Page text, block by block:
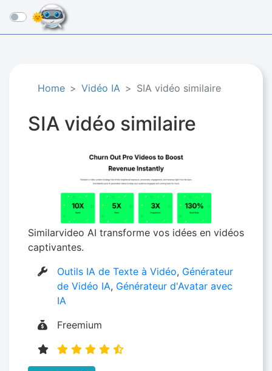
☰
Home Vidéo IA SIA vidéo similaire
SIA vidéo similaire
Similarvideo AI transforme vos idées en vidéos
captivantes.
Outils IA de Texte à Vidéo, Générateur
de Vidéo IA, Générateur d'Avatar avec
IA
Freemium